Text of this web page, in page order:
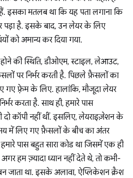
इसका मतलब था कि यह पता लगाना कि
पड़ा है. इसके बाद, उन लेयर के लिए
को अमान्य कर दिया गया.
की स्थिति, डीओएम, स्टाइल, लेआउट,
पर निर्भर करती है. पिछले फ़ैसलों का
गए फ़्रेम के लिए. हालांकि, मौजूदा लेयर
करता है. साथ ही, हमारे पास
कॉपी नहीं थीं. इसलिए, लेयराइज़ेशन के
में लिए गए फ़ैसलों के बीच का अंतर
पास बहुत सारा कोड था जिसमें एक ही
अगर हम ज़्यादा ध्यान नहीं देते थे, तो कभी-
जाता था. इसके अलावा, ऐप्लिकेशन क्रैश